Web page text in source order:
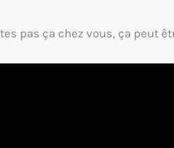
pas ça chez vous, ça peut